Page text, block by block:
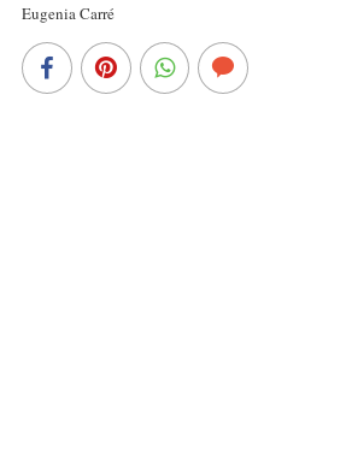
Eugenia Carré